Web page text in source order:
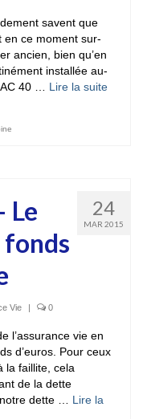
savent que
en ce moment sur-
ancien, bien qu’en
installée au-
40 … Lire la suite­­
24
MAR 2015
Le
Vie | 0
l’assurance vie en
d’euros. Pour ceux
la faillite, cela
de la dette
dette … Lire la